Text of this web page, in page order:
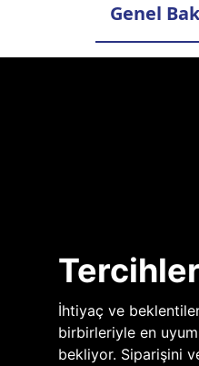
Genel
İhtiyaç ve
birbirleriyle en
bekliyor. Siparişini